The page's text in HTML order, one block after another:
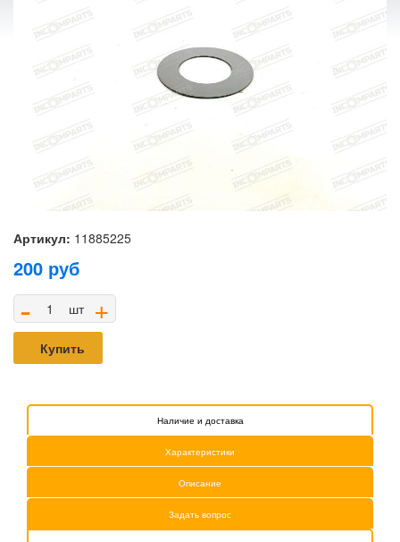
Артикул: 11885225
200 руб
- шт +
Купить
Наличие и доставка
Характеристики
Описание
Задать вопрос